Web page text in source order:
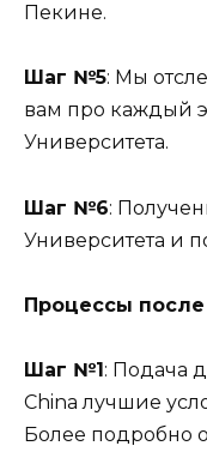
Пекине.
Шаг №5: Мы
вам про каждый
Университета.
Шаг №6:
Университета и
Процессы
Шаг №1: Подача
China лучшие
Более подробно